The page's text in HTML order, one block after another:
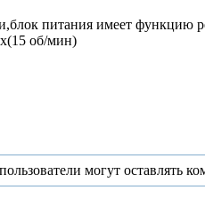
питания имеет функцию
об/мин)
могут оставлять